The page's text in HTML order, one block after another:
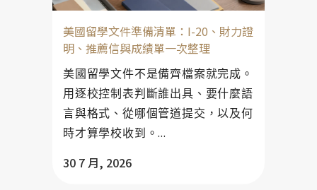
美國留學文件準備清單：I-20、財力證
明、推薦信與成績單一次整理
美國留學文件不是備齊檔案就完成。
用逐校控制表判斷誰出具、要什麼語
言與格式、從哪個管道提交，以及何
時才算學校收到。...
30 7 月, 2026